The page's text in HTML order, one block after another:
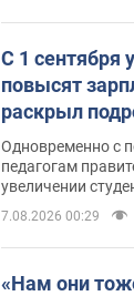
С 1 сентября
повысят
раскрыл
Одновременно с
педагогам
увеличении
7.08.2026 00:29
«Нам они